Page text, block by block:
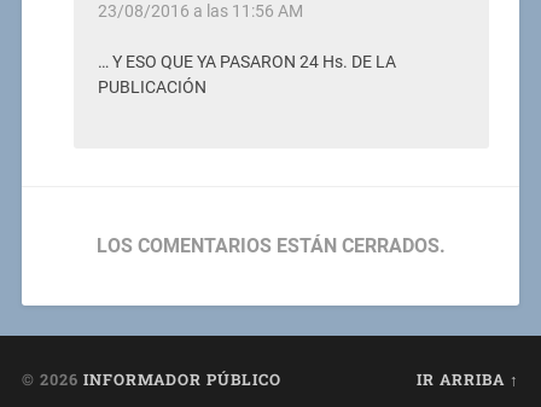
23/08/2016 a las 11:56 AM
… Y ESO QUE YA PASARON 24 Hs. DE LA
PUBLICACIÓN
LOS COMENTARIOS ESTÁN CERRADOS.
© 2026 INFORMADOR PÚBLICO IR ARRIBA ↑